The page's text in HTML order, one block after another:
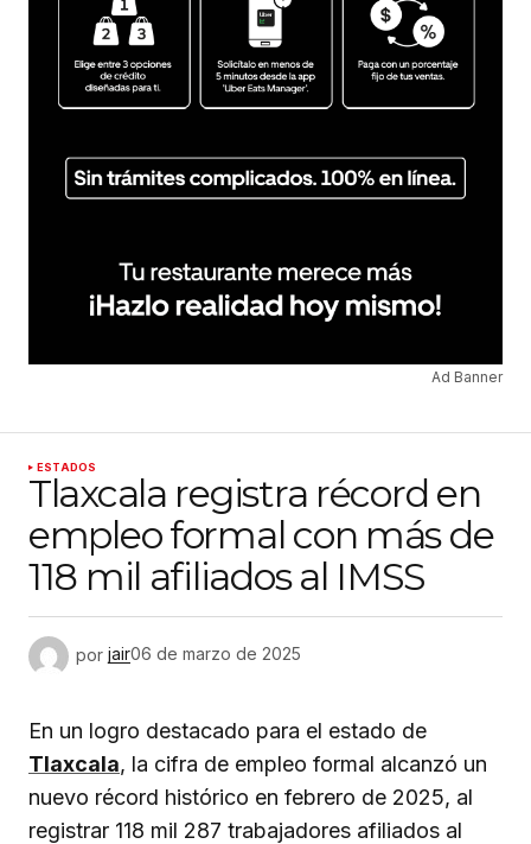
Ad Banner
ESTADOS
Tlaxcala registra récord en
empleo formal con más de
118 mil afiliados al IMSS
por jair06 de marzo de 2025
En un logro destacado para el estado de
Tlaxcala, la cifra de empleo formal alcanzó un
nuevo récord histórico en febrero de 2025, al
registrar 118 mil 287 trabajadores afiliados al